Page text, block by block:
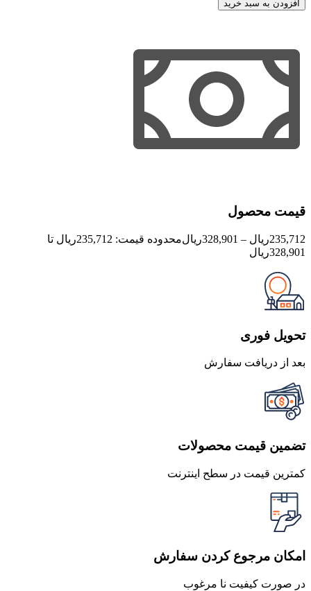
افزودن به سبد خرید
قیمت محصول
235,712ریال –
328,901ریال
محدوده قیمت: 235,712ریال تا
328,901ریال
تحویل فوری
بعد از دریافت سفارش
تضمین قیمت محصولات
کمترین قیمت در سطح اینترنت
امکان مرجوع کردن سفارش
در صورت کیفیت نا مرغوب